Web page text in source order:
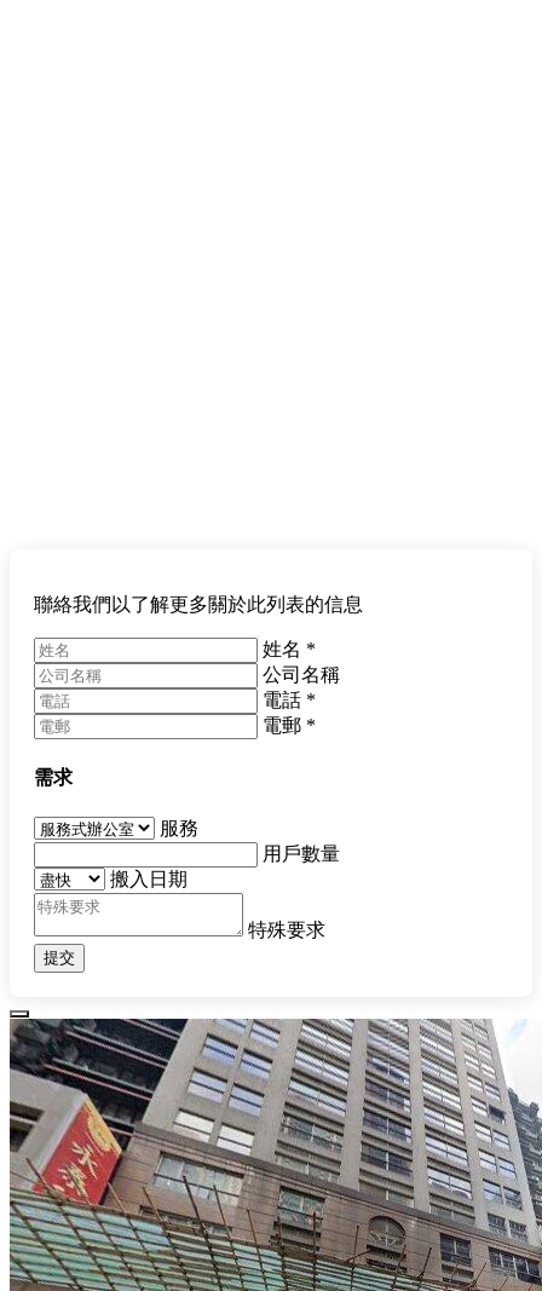
聯絡我們以了解更多關於此列表的信息
姓名 *
公司名稱
電話 *
電郵 *
需求
服務
用戶數量
搬入日期
特殊要求
提交